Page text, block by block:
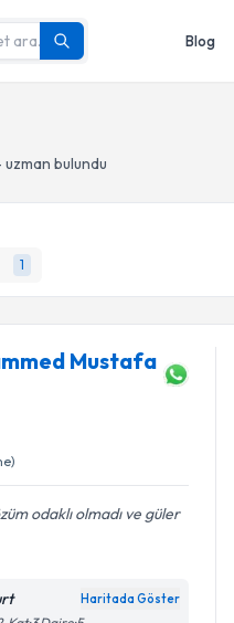
Blog
bulundu
1
Mustafa
odaklı olmadı ve güler
Haritada Göster